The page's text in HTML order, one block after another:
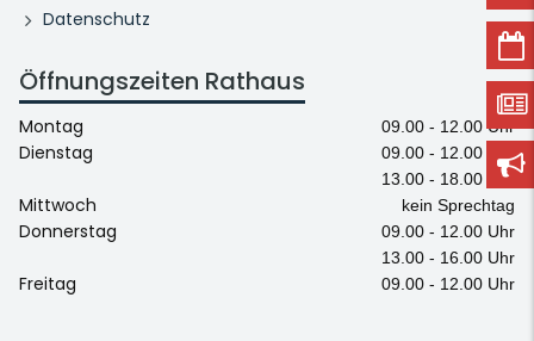
Datenschutz
Öffnungszeiten Rathaus
Montag 09.00 - 12.00 Uhr
Dienstag
09.00 - 12.00 Uhr
13.00 - 18.00 Uhr
Mittwoch kein Sprechtag
Donnerstag
09.00 - 12.00 Uhr
13.00 - 16.00 Uhr
Freitag 09.00 - 12.00 Uhr